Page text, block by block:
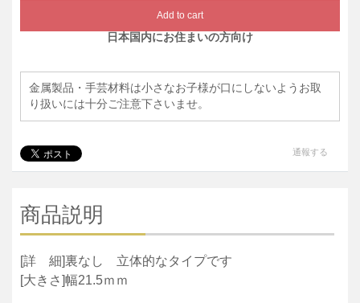
Add to cart
日本国内にお住まいの方向け
金属製品・手芸材料は小さなお子様が口にしないようお取
り扱いには十分ご注意下さいませ。
通報する
商品説明
[詳 細]裏なし 立体的なタイプです
[大きさ]幅21.5ｍｍ